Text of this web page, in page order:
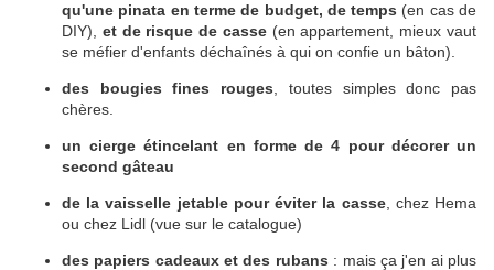
qu'une pinata en terme de budget, de temps (en cas de
DIY), et de risque de casse(en appartement, mieux vaut
se méfier d'enfants déchaînés à qui on confie un bâton).
des bougies fines rouges , toutes simples donc pas
chères.
un cierge étincelant en forme de 4 pour décorer un
second gâteau
de la vaisselle jetable pour éviter la casse, chez Hema
ou chez Lidl (vue sur le catalogue)
des papiers cadeaux et des rubans : mais ça j'en ai plus